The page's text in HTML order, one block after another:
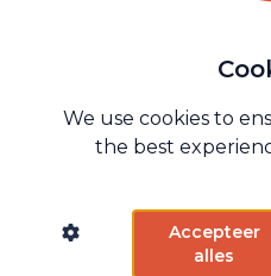
Reading:
en familiekarma
Na het leggen van een
waar ingevoeld wordt in
We nodigen je gidsen
begeleiden. Door het
We use cookies to
the best
Accepteer
alles